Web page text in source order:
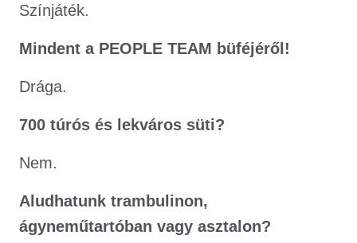
Színjáték.
Mindent a PEOPLE TEAM büféjéről!
Drága.
700 túrós és lekváros süti?
Nem.
Aludhatunk trambulinon,
ágyneműtartóban vagy asztalon?